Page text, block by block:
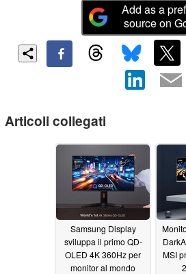
Add as a
source on
Articoli collegati
Samsung Display
sviluppa il primo QD-
OLED 4K 360Hz per
monitor al mondo
MSI